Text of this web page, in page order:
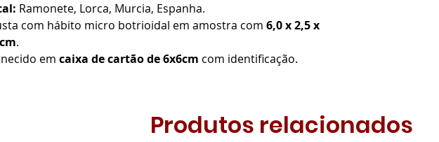
Ramonete, Lorca, Murcia, Espanha.
com hábito micro botrioidal em amostra com 6,0 x 2,5 x
.
em caixa de cartão de 6x6cm com identificação.
Produtos relacionados